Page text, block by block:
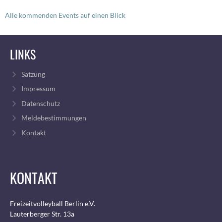
Alle kommenden Events auf einen Blick
LINKS
Satzung
Impressum
Datenschutz
Meldebestimmungen
Kontakt
KONTAKT
Freizeitvolleyball Berlin e.V.
Lauterberger Str. 13a